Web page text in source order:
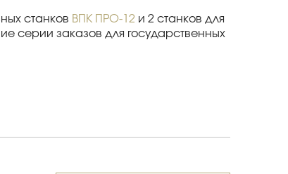
станков ВПК ПРО-12 и 2 станков для
серии заказов для государственных